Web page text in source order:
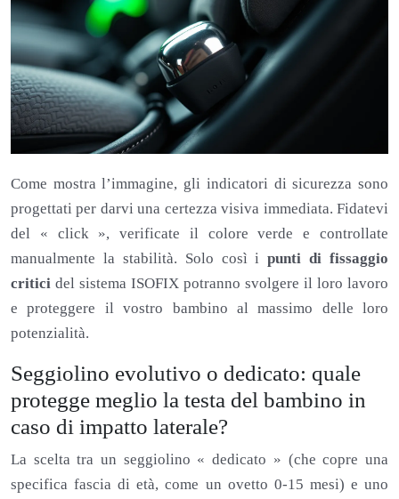
Come mostra l’immagine, gli indicatori di sicurezza sono
progettati per darvi una certezza visiva immediata. Fidatevi
del « click », verificate il colore verde e controllate
manualmente la stabilità. Solo così ipunti di fissaggio
critici del sistema ISOFIX potranno svolgere il loro lavoro
e proteggere il vostro bambino al massimo delle loro
potenzialità.
Seggiolino evolutivo o dedicato: quale
protegge meglio la testa del bambino in
caso di impatto laterale?
La scelta tra un seggiolino « dedicato » (che copre una
specifica fascia di età, come un ovetto 0-15 mesi) e uno